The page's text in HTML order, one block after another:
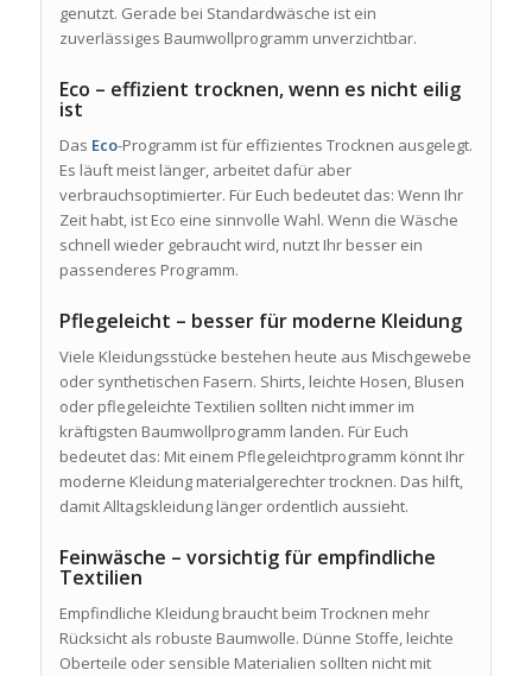
genutzt. Gerade bei Standardwäsche ist ein
zuverlässiges Baumwollprogramm unverzichtbar.
Eco – effizient trocknen, wenn es nicht eilig
ist
Das Eco-Programm ist für effizientes Trocknen ausgelegt.
Es läuft meist länger, arbeitet dafür aber
verbrauchsoptimierter. Für Euch bedeutet das: Wenn Ihr
Zeit habt, ist Eco eine sinnvolle Wahl. Wenn die Wäsche
schnell wieder gebraucht wird, nutzt Ihr besser ein
passenderes Programm.
Pflegeleicht – besser für moderne Kleidung
Viele Kleidungsstücke bestehen heute aus Mischgewebe
oder synthetischen Fasern. Shirts, leichte Hosen, Blusen
oder pflegeleichte Textilien sollten nicht immer im
kräftigsten Baumwollprogramm landen. Für Euch
bedeutet das: Mit einem Pflegeleichtprogramm könnt Ihr
moderne Kleidung materialgerechter trocknen. Das hilft,
damit Alltagskleidung länger ordentlich aussieht.
Feinwäsche – vorsichtig für empfindliche
Textilien
Empfindliche Kleidung braucht beim Trocknen mehr
Rücksicht als robuste Baumwolle. Dünne Stoffe, leichte
Oberteile oder sensible Materialien sollten nicht mit